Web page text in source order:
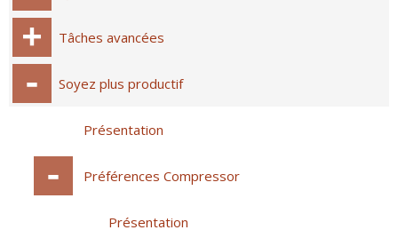
Tâches avancées
Soyez plus productif
Présentation
Préférences Compressor
Présentation